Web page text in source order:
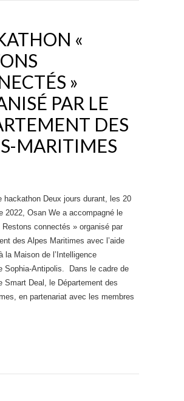
«
»
PAR LE
DES
MARITIMES
hackathon Deux jours durant, les 20
2022, Osan We a accompagné le
Restons connectés » organisé par
des Alpes Maritimes avec l’aide
la Maison de l’Intelligence
Sophia-Antipolis. Dans le cadre de
Smart Deal, le Département des
en partenariat avec les membres